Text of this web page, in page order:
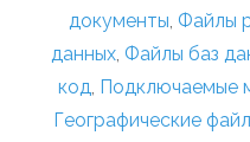
документы, Файлы
данных, Файлы баз
код, Подключаемые
Географические